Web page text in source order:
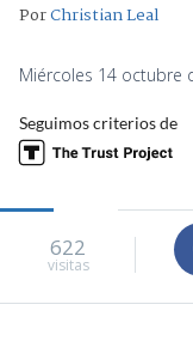
PorChristian Leal
Miércoles 14 octubre
Seguimos criterios de
622
visitas